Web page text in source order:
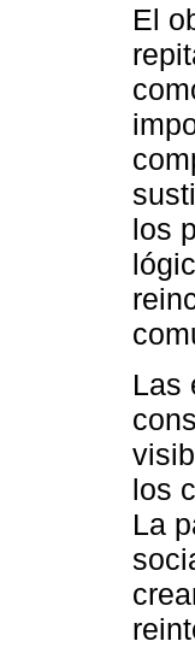
El
los
Las
los
La